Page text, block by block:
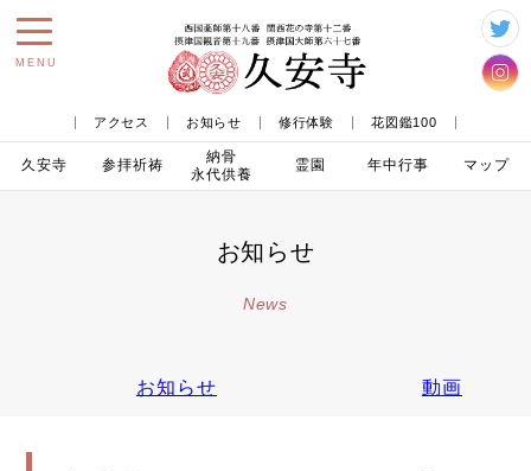
toggle
navigation
MENU
アクセス お知らせ 修行体験 花図鑑100
久安寺 参拝祈祷
納骨
永代供養
霊園 年中行事 マップ
お知らせ
News
お知らせ 動画